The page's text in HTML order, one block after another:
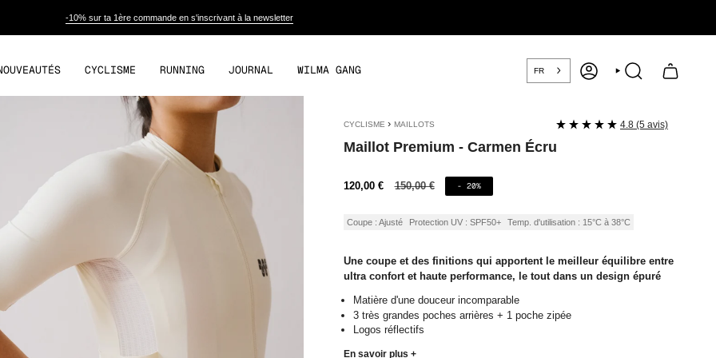
-10% sur ta 1ère commande en s'inscrivant à la newsletter
CYCLISME RUNNING JOURNAL WILMA GANG FR COMPTE RECHERCHE
CYCLISME › MAILLOTS
Maillot Premium - Carmen Écru
4.8 (5 avis)
Prix
120,00 €
Prix
150,00 € - 20%
Coupe : Ajusté Protection UV : SPF50+ Temp. d'utilisation : 15°C à 38°C
Une coupe et des finitions qui apportent le meilleur équilibre entre
ultra confort et haute performance, le tout dans un design épuré
Matière d'une douceur incomparable
3 très grandes poches arrières + 1 poche zipée
Logos réflectifs
En savoir plus +